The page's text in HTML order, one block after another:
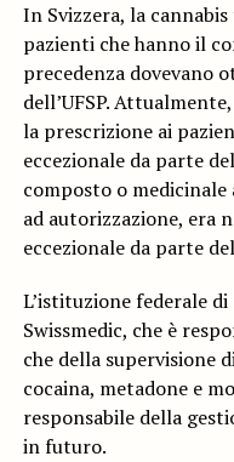
In Svizzera, la
pazienti che hanno il
precedenza dovevano
dell’UFSP.
la prescrizione ai
eccezionale da parte
composto o medicinale
ad autorizzazione, era
eccezionale da parte
L’istituzione federale
Swissmedic, che è
che della supervisione
cocaina, metadone e
responsabile della
in futuro.